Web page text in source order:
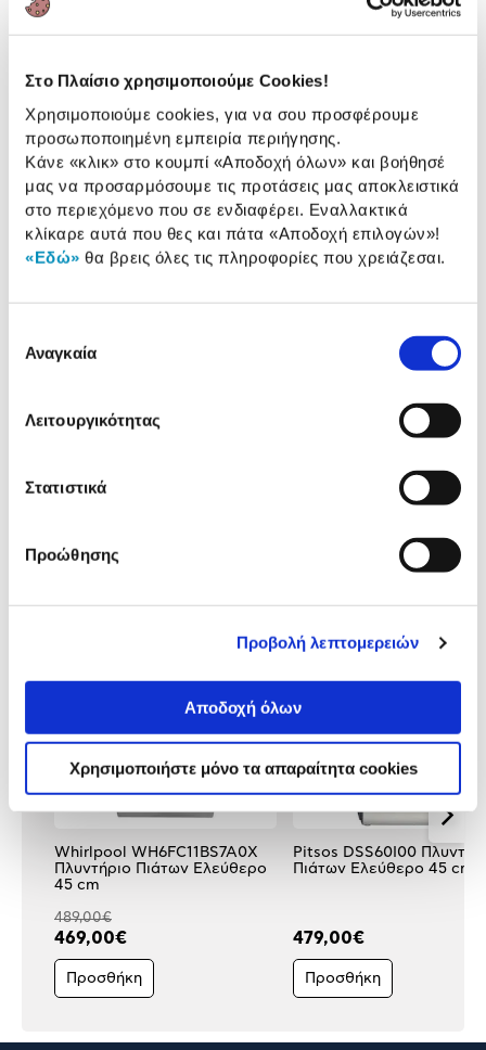
Στο Πλαίσιο χρησιμοποιούμε Cookies!
Χρησιμοποιούμε cookies, για να σου προσφέρουμε
προσωποποιημένη εμπειρία περιήγησης.
Κάνε «κλικ» στο κουμπί «Αποδοχή όλων» και βοήθησέ
μας να προσαρμόσουμε τις προτάσεις μας αποκλειστικά
στο περιεχόμενο που σε ενδιαφέρει. Εναλλακτικά
κλίκαρε αυτά που θες και πάτα «Αποδοχή επιλογών»!
«Εδώ» θα βρεις όλες τις πληροφορίες που χρειάζεσαι.
συγκατάθεσης
Αναγκαία
Λειτουργικότητας
Στατιστικά
Προώθησης
Προβολή λεπτομερειών
Αποδοχή όλων
Χρησιμοποιήστε μόνο τα απαραίτητα cookies
Χαρακτηριστικά
Αριθμός Σερβίτσιων: 10 Τεμ.
Ενεργειακή κλάση: B
Αριθμός προγραμμάτων: 7
παρουσίαση
Αναλυτική παρουσίαση
προϊόντος
Χαρακτηριστικά
Αξιολογήσεις
Αξιολογήσεις
Δες τι κλίκαραν όσοι είδαν το ίδιο
Whirlpool WH6FC11BS7A0X
Πλυντήριο Πιάτων Ελεύθερο
45 cm
489,00€
469,00€
Προσθήκη
Pitsos DSS60I00
Πιάτων Ελεύθερο 45 cm
479,00€
Προσθήκη